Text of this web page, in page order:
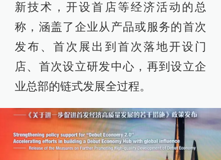
新技术，开设首店等经济活动的总
称，涵盖了企业从产品或服务的首次
发布、首次展出到首次落地开设门
店、首次设立研发中心，再到设立企
业总部的链式发展全过程。